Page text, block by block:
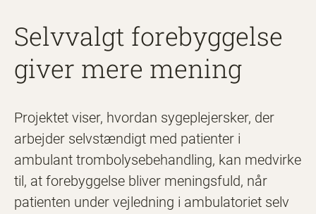
Selvvalgt forebyggelse
giver mere mening
Projektet viser, hvordan sygeplejersker, der
arbejder selvstændigt med patienter i
ambulant trombolysebehandling, kan medvirke
til, at forebyggelse bliver meningsfuld, når
patienten under vejledning i ambulatoriet selv